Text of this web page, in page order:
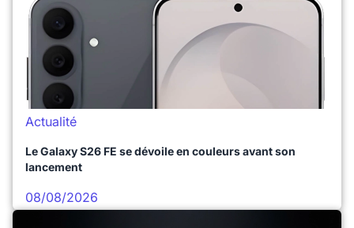
Actualité
Le Galaxy S26 FE se dévoile en couleurs avant son
lancement
08/08/2026